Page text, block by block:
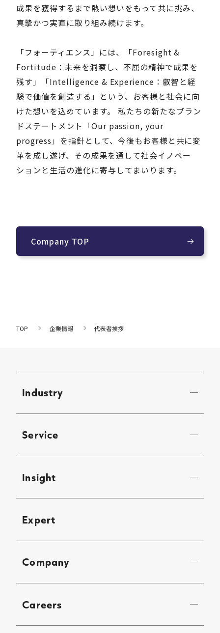
成果を獲得するまで熱い想いをもって共に挑み、
真摯かつ実直に取り組み続けます。
「フォーティエンス」には、「Foresight &
Fortitude：未来を洞察し、不屈の精神で成果を
残す」「Intelligence & Experience：叡智と経
験で価値を創造する」という、お客様と社会に向
けた想いを込めています。 私たちの新たなブラン
ドステートメント「Our passion, your
progress」を指針として、今後もお客様と共に変
革を成し遂げ、その成果を通して社会イノベー
ションと生活の進化に寄与してまいります。
Company TOP
TOP 企業情報 代表者挨拶
Industry
Service
Insight
Expert
Company
Careers